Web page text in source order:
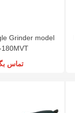
Grinder model
تماس